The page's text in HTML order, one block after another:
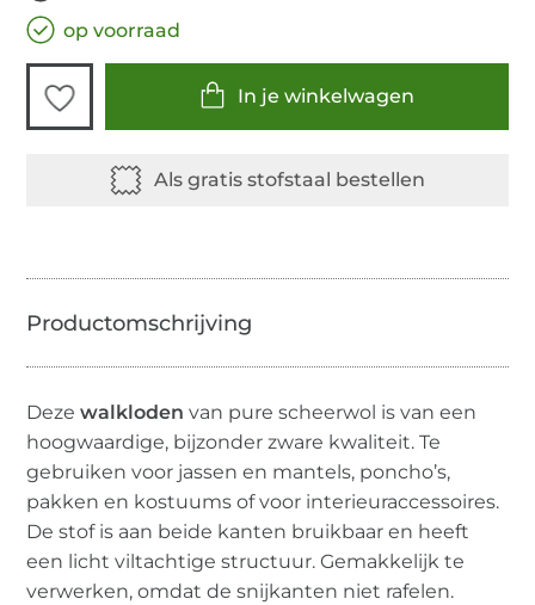
op voorraad
In je winkelwagen
Dezewalkloden van pure scheerwol is van een
hoogwaardige, bijzonder zware kwaliteit. Te
gebruiken voor jassen en mantels, poncho’s,
pakken en kostuums of voor interieuraccessoires.
De stof is aan beide kanten bruikbaar en heeft
een licht viltachtige structuur. Gemakkelijk te
verwerken, omdat de snijkanten niet rafelen.